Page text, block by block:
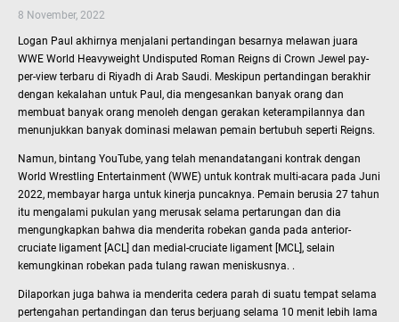
8 November, 2022
Logan Paul akhirnya menjalani pertandingan besarnya melawan juara
WWE World Heavyweight Undisputed Roman Reigns di Crown Jewel pay-
per-view terbaru di Riyadh di Arab Saudi. Meskipun pertandingan berakhir
dengan kekalahan untuk Paul, dia mengesankan banyak orang dan
membuat banyak orang menoleh dengan gerakan keterampilannya dan
menunjukkan banyak dominasi melawan pemain bertubuh seperti Reigns.
Namun, bintang YouTube, yang telah menandatangani kontrak dengan
World Wrestling Entertainment (WWE) untuk kontrak multi-acara pada Juni
2022, membayar harga untuk kinerja puncaknya. Pemain berusia 27 tahun
itu mengalami pukulan yang merusak selama pertarungan dan dia
mengungkapkan bahwa dia menderita robekan ganda pada anterior-
cruciate ligament [ACL] dan medial-cruciate ligament [MCL], selain
kemungkinan robekan pada tulang rawan meniskusnya. .
Dilaporkan juga bahwa ia menderita cedera parah di suatu tempat selama
pertengahan pertandingan dan terus berjuang selama 10 menit lebih lama